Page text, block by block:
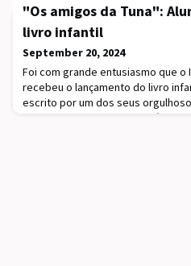
A denúncia é de Mónica Amaral
resposta em caso de sismos,
escolas e creches em Portugal. A
Superior Técnico afirma que a
portugueses poderá nem sequer
sismo. Em 20 anos, a
governos, mas nem sequer o
"Os amigos da Tuna":
livro infantil
September 20, 2024
Foi com grande entusiasmo que
recebeu o lançamento do livro
escrito por um dos seus
Inspirado pelas suas experiências